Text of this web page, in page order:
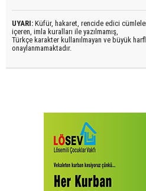
UYARI: Küfür, hakaret, rencide edici
içeren, imla kuralları ile yazılmamış,
Türkçe karakter kullanılmayan ve büyük
onaylanmamaktadır.